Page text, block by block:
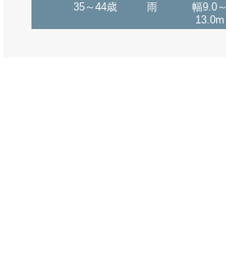
35～44歳 雨
幅9.0～
13.0m